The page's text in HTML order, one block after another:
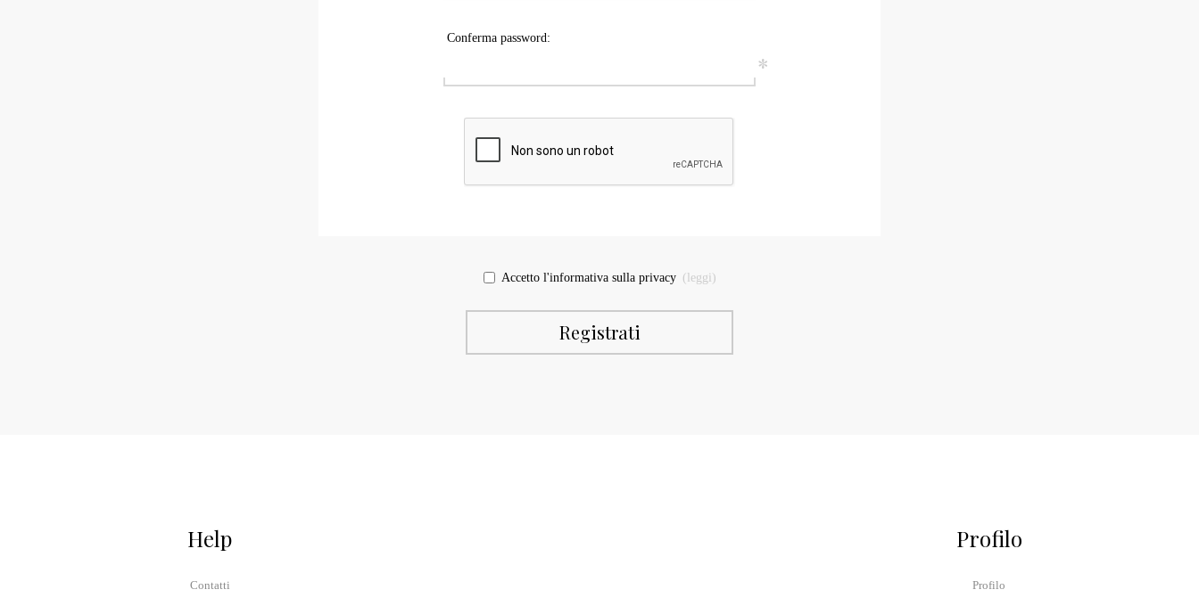
Conferma password:
*
Accetto l'informativa sulla privacy (leggi)
Help
Contatti
Profilo
Profilo